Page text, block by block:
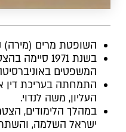
השופטת מרים (מירה)
בשנת 1971
המשפטים
התמחתה בעריכת
העליון, משה לנדוי.
במהלך הלימודים,
ישראל השלמה,